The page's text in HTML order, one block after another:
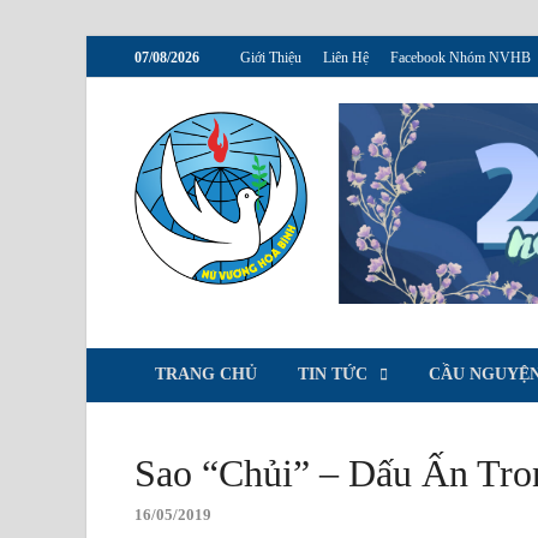
07/08/2026 Giới Thiệu Liên Hệ Facebook Nhóm NVHB
Nhóm Sinh Viên Nữ Vương
TRANG CHỦ TIN TỨC CẦU
Sao “Chủi” – Dấu Ấn
16/05/2019